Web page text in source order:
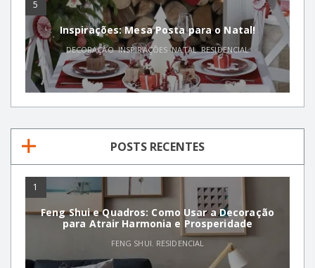
5
Inspirações: Mesa Posta para o Natal!
DECORAÇÃO,INSPIRAÇÕES ,NATAL,RESIDENCIAL
POSTS RECENTES
1
Feng Shui e Quadros: Como Usar a Decoração
para Atrair Harmonia e Prosperidade
FENG SHUI, RESIDENCIAL